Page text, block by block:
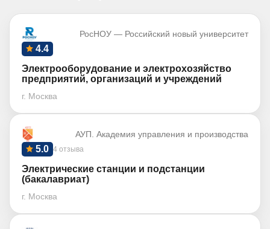
РосНОУ — Российский новый университет
4.4
Электрооборудование и электрохозяйство
предприятий, организаций и учреждений
г. Москва
АУП. Академия управления и производства
4 отзыва
5.0
Электрические станции и подстанции
(бакалавриат)
г. Москва